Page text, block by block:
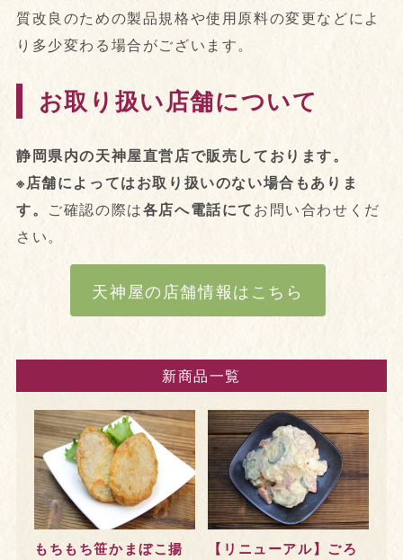
質改良のための製品規格や使用原料の変更などによ
り多少変わる場合がございます。
お取り扱い店舗について
静岡県内の天神屋直営店で販売しております。
※店舗によってはお取り扱いのない場合もありま
す。 ご確認の際は各店へ電話にてお問い合わせくだ
さい。
天神屋の店舗情報はこちら
新商品一覧
もちもち笹かまぼこ揚
【リニューアル】ごろ